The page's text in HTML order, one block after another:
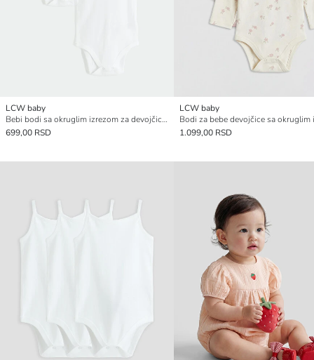
LCW baby
Bebi bodi sa okruglim izrezom za devojčice, pakovanje od 2 komada sa kopčanjem
699,00 RSD
LCW baby
1.099,00 RSD